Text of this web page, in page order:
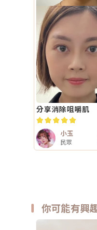
分享消除咀嚼肌
小玉
民眾
你可能有興